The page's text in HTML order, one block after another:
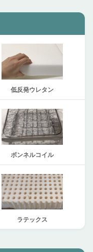
低反発ウレタン
ボンネルコイル
ラテックス